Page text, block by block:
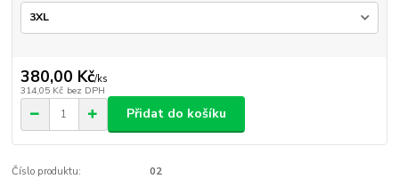
380,00 Kč/ks
314,05 Kč bez DPH
Přidat do košíku
Číslo produktu: 02